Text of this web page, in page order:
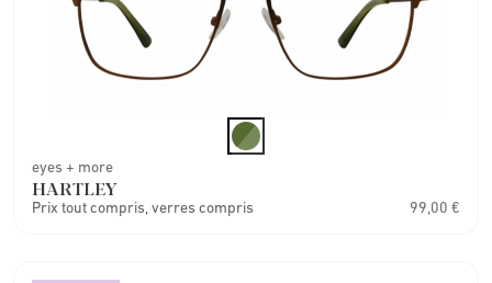
eyes + more
HARTLEY
Prix tout compris, verres compris 99,00 €